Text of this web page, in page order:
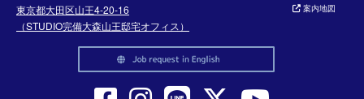
東京都大田区山王4-20-16
（STUDIO完備大森山王邸宅オフィス）
案内地図